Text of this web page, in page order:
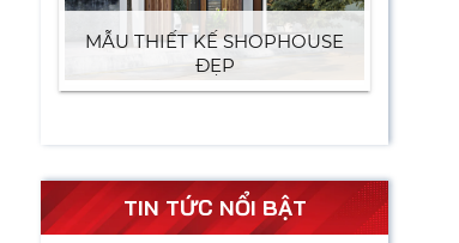
MẪU THIẾT KẾ SHOPHOUSE
ĐẸP
TIN TỨC NỔI BẬT